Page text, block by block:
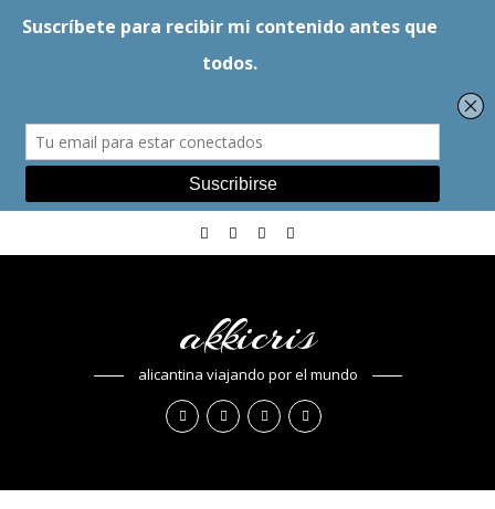
akkicris
alicantina viajando por el mundo